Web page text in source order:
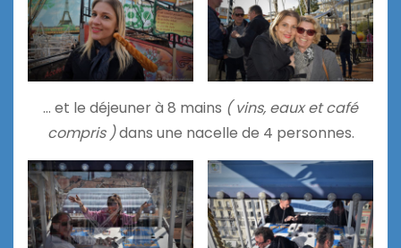
… et le déjeuner à 8 mains ( vins, eaux et café
compris )dans une nacelle de 4 personnes.